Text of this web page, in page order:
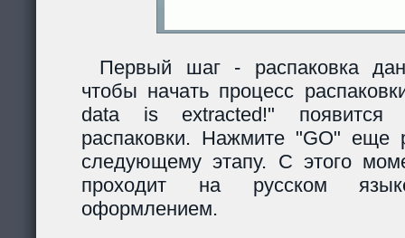
Первый шаг - распаковка
чтобы начать процесс
data is extracted!" появится
распаковки. Нажмите "GO" еще
следующему этапу. С этого
проходит на русском
оформлением.